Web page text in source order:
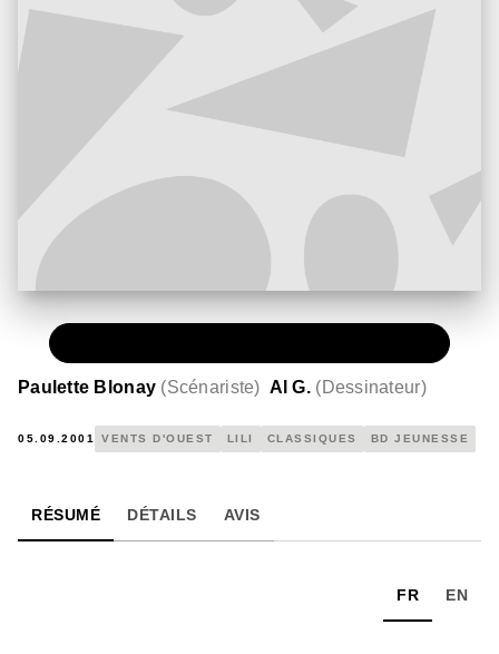
Paulette Blonay (Scénariste) Al G. (Dessinateur)
05.09.2001 VENTS D'OUEST LILI CLASSIQUES BD JEUNESSE
RÉSUMÉ DÉTAILS AVIS
FR EN